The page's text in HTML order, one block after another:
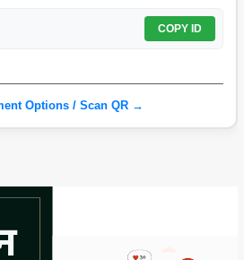
COPY ID
Options / Scan QR →